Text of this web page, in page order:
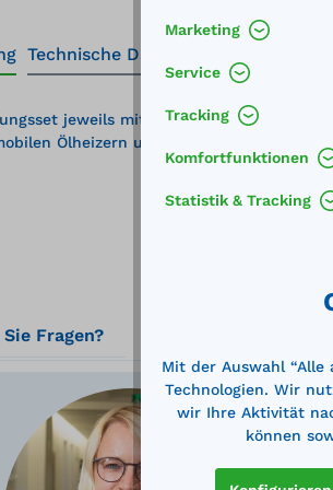
Technische Daten
jeweils mit Gegenstück und
Ölheizern und Generatoren
Fragen?
Marketing
Service
Tracking
Komfortfunktionen
Statistik & Tracking
Mit der Auswahl “Alle
Technologien. Wir
wir Ihre Aktivität
können